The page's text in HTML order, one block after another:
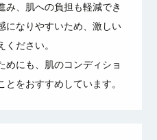
み、肌への負担も軽減でき
になりやすいため、激しい
ださい。
めにも、肌のコンディショ
をおすすめしています。